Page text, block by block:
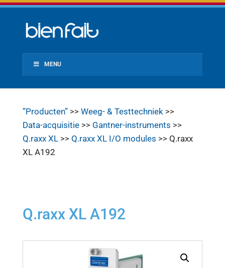
MENU
”Producten”>> Weeg- & Testtechniek>>
Data-acquisitie>> Gantner-instruments >>
Q.raxx XL>> Q.raxx XL I/O modules >> Q.raxx
XL A192
Q.raxx XL A192